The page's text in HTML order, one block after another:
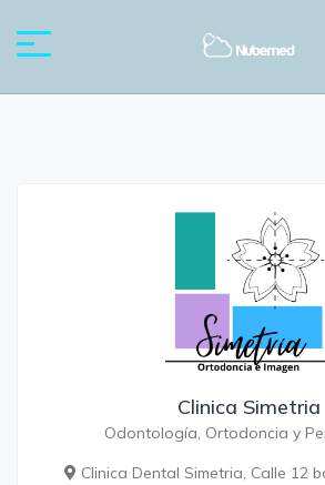
Clinica Simetria
Odontología, Ortodoncia y
Clinica Dental Simetria, Calle 12